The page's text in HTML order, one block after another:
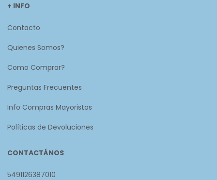
+ INFO
Contacto
Quienes Somos?
Como Comprar?
Preguntas Frecuentes
Info Compras Mayoristas
Políticas de Devoluciones
CONTACTÁNOS
5491126387010